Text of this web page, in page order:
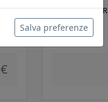
POLTRONA
AD001
Viciani
Salva preferenze